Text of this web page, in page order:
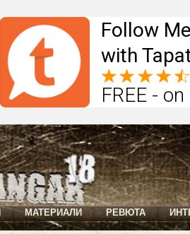
Follow
with
FREE -
МАТЕРИАЛИ РЕВЮТА